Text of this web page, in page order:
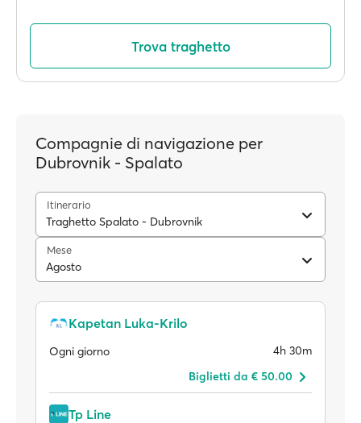
Trova traghetto
Compagnie di navigazione per
Dubrovnik - Spalato
Itinerario
Traghetto Spalato - Dubrovnik
Mese
Agosto
Kapetan Luka-Krilo
Ogni giorno
4h 30m
Biglietti da € 50.00
Tp Line